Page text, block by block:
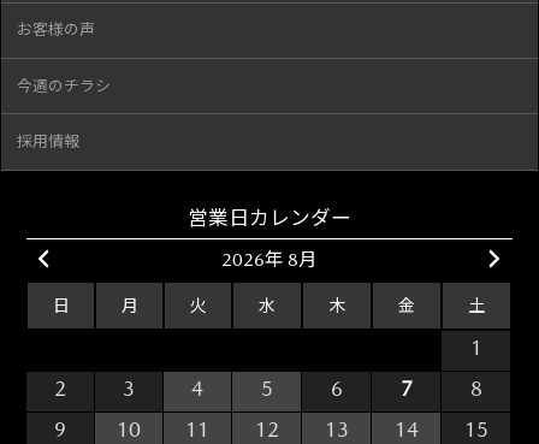
お客様の声
今週のチラシ
採用情報
営業日カレンダー
2026年 8月
日 月 火 水 木 金 土
1
2
3 4 5 6 7
8
9
10 11 12 13 14
15